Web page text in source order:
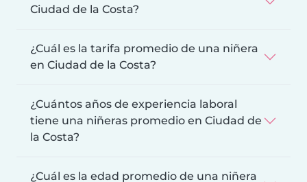
Ciudad de la Costa?
¿Cuál es la tarifa promedio de una niñera
en Ciudad de la Costa?
¿Cuántos años de experiencia laboral
tiene una niñeras promedio en Ciudad de
la Costa?
¿Cuál es la edad promedio de una niñera